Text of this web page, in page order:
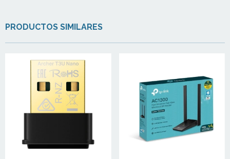
PRODUCTOS SIMILARES